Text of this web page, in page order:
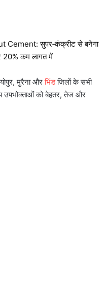
सुपर‑कंक्रीट से बनेगा
20% कम लागत में
मुरैना औरभिंडजिलों के सभी
उपभोक्ताओं को बेहतर, तेज और